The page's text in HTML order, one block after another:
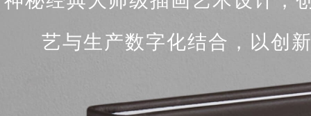
艺与生产数字化结合，以创